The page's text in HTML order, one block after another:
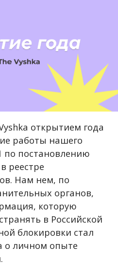
открытием года
работы нашего
по постановлению
в реестре
Нам нем, по
органов,
которую
в Российской
блокировки стал
о личном опыте